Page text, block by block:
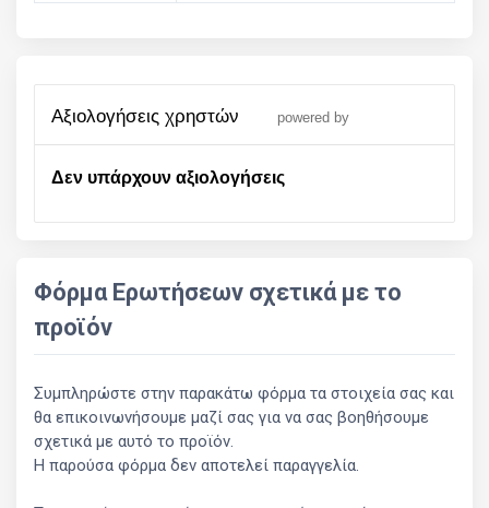
αξιολογήσεις χρηστών powered by
Δεν υπάρχουν αξιολογήσεις
Φόρμα Ερωτήσεων σχετικά με το
προϊόν
Συμπληρώστε στην παρακάτω φόρμα τα στοιχεία σας και
θα επικοινωνήσουμε μαζί σας για να σας βοηθήσουμε
σχετικά με αυτό το προϊόν.
Η παρούσα φόρμα δεν αποτελεί παραγγελία.